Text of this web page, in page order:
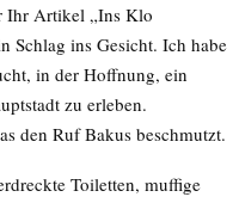
Ihr Artikel „Ins Klo
Schlag ins Gesicht. Ich habe
in der Hoffnung, ein
zu erleben.
den Ruf Bakus beschmutzt.
Toiletten, muffige